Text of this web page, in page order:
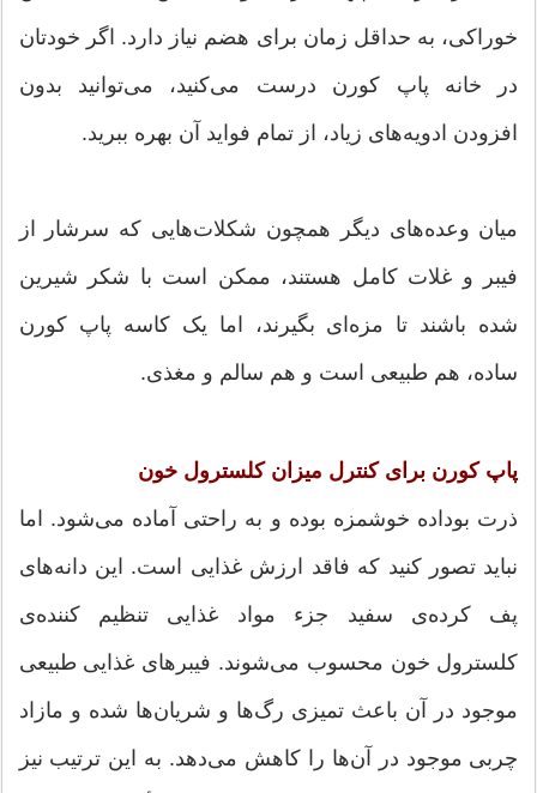
خوراکی، به حداقل زمان برای هضم نیاز دارد. اگر خودتان
در خانه پاپ کورن درست می‌کنید، می‌توانید بدون
افزودن ادویه‌های زیاد، از تمام فواید آن بهره ببرید.
میان وعده‌های دیگر همچون شکلات‌هایی که سرشار از
فیبر و غلات کامل هستند، ممکن است با شکر شیرین
شده باشند تا مزه‌ای بگیرند، اما یک کاسه پاپ کورن
ساده، هم طبیعی است و هم سالم و مغذی.
پاپ کورن برای کنترل میزان کلسترول خون
ذرت بوداده خوشمزه بوده و به راحتی آماده می‌شود. اما
نباید تصور کنید که فاقد ارزش غذایی است. این دانه‌های
پف کرده‌ی سفید جزء مواد غذایی تنظیم کننده‌ی
کلسترول خون محسوب می‌شوند. فیبرهای غذایی طبیعی
موجود در آن باعث تمیزی رگ‌ها و شریان‌ها شده و مازاد
چربی موجود در آن‌ها را کاهش می‌دهد. به این ترتیب نیز